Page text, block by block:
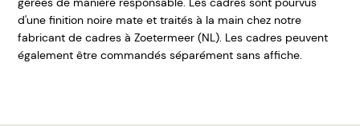
d'une finition noire mate et traités à la main chez notre
fabricant de cadres à Zoetermeer (NL). Les cadres peuvent
également être commandés séparément sans affiche.